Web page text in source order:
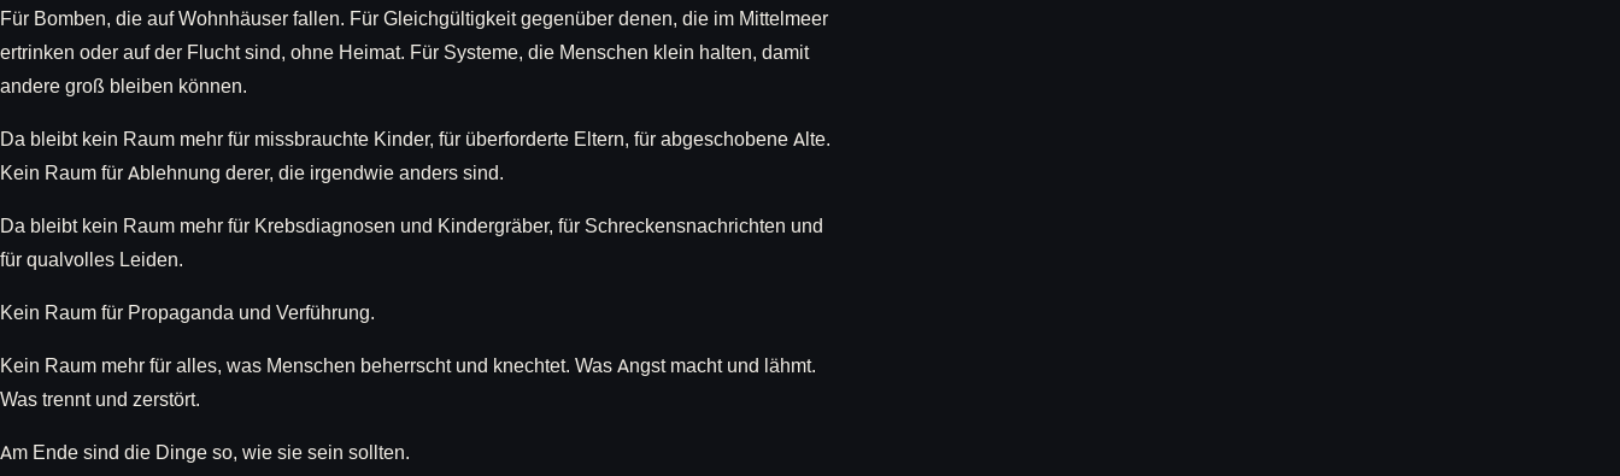
Für Bomben, die auf Wohnhäuser fallen. Für Gleichgültigkeit gegenüber denen, die im Mittelmeer
ertrinken oder auf der Flucht sind, ohne Heimat. Für Systeme, die Menschen klein halten, damit
andere groß bleiben können.
Da bleibt kein Raum mehr für missbrauchte Kinder, für überforderte Eltern, für abgeschobene Alte.
Kein Raum für Ablehnung derer, die irgendwie anders sind.
Da bleibt kein Raum mehr für Krebsdiagnosen und Kindergräber, für Schreckensnachrichten und
für qualvolles Leiden.
Kein Raum für Propaganda und Verführung.
Kein Raum mehr für alles, was Menschen beherrscht und knechtet. Was Angst macht und lähmt.
Was trennt und zerstört.
Am Ende sind die Dinge so, wie sie sein sollten.